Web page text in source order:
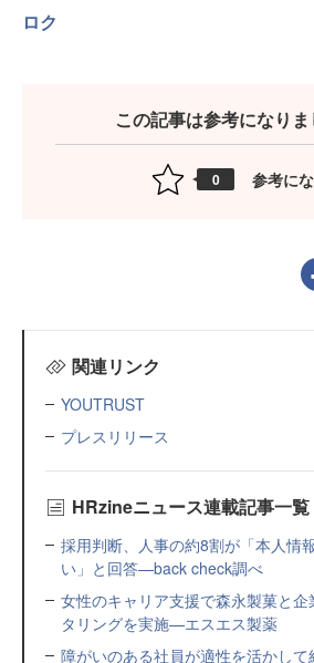
ロク
この記事は参考になりま
0 参考に
関連リンク
YOUTRUST
プレスリリース
HRzineニュース連載記事一覧
採用判断、人事の約8割が「本人情
い」と回答—back check調べ
女性のキャリア支援で森永製菓と
タリングを実施—エスエス製薬
障がいのある社員が適性を活かし